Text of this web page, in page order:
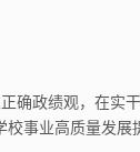
确政绩观，在实
事业高质量发展